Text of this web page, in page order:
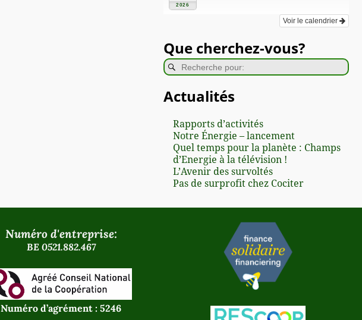
2026
Voir le calendrier
Que cherchez-vous?
Actualités
Rapports d’activités
Notre Énergie – lancement
Quel temps pour la planète : Champs
d’Energie à la télévision !
L’Avenir des survoltés
Pas de surprofit chez Cociter
Numéro d'entreprise:
BE 0521.882.467
Numéro d’agrément : 5246